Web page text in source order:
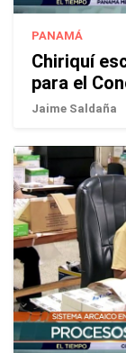
PANAMÁ
Chiriquí
para el
Jaime Saldaña